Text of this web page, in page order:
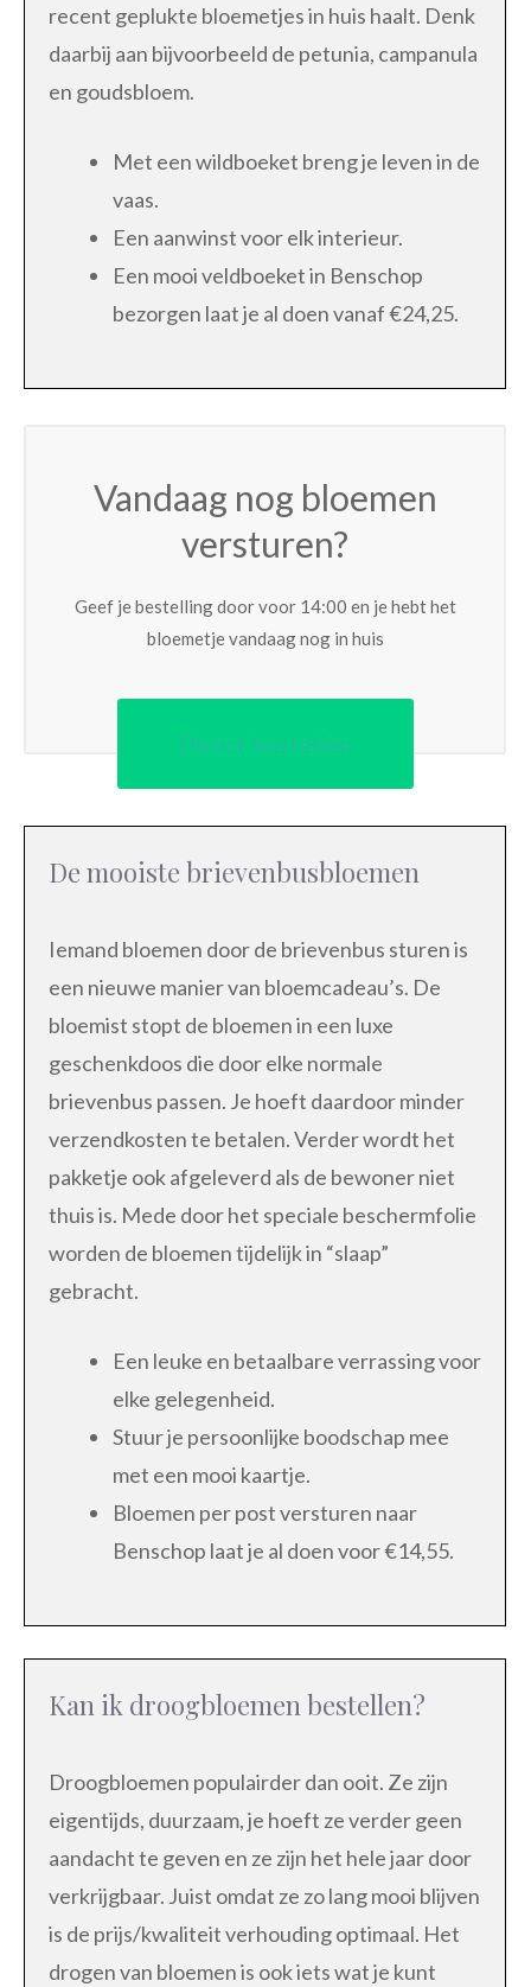
recent geplukte bloemetjes in huis haalt. Denk
daarbij aan bijvoorbeeld de petunia, campanula
en goudsbloem.
Met een wildboeket breng je leven in de
vaas.
Een aanwinst voor elk interieur.
Een mooi veldboeket in Benschop
bezorgen laat je al doen vanaf €24,25.
Vandaag nog bloemen
versturen?
Geef je bestelling door voor 14:00 en je hebt het
bloemetje vandaag nog in huis
Direct bestellen
De mooiste brievenbusbloemen
Iemand bloemen door de brievenbus sturen is
een nieuwe manier van bloemcadeau’s. De
bloemist stopt de bloemen in een luxe
geschenkdoos die door elke normale
brievenbus passen. Je hoeft daardoor minder
verzendkosten te betalen. Verder wordt het
pakketje ook afgeleverd als de bewoner niet
thuis is. Mede door het speciale beschermfolie
worden de bloemen tijdelijk in “slaap”
gebracht.
Een leuke en betaalbare verrassing voor
elke gelegenheid.
Stuur je persoonlijke boodschap mee
met een mooi kaartje.
Bloemen per post versturen naar
Benschop laat je al doen voor €14,55.
Kan ik droogbloemen bestellen?
Droogbloemen populairder dan ooit. Ze zijn
eigentijds, duurzaam, je hoeft ze verder geen
aandacht te geven en ze zijn het hele jaar door
verkrijgbaar. Juist omdat ze zo lang mooi blijven
is de prijs/kwaliteit verhouding optimaal. Het
drogen van bloemen is ook iets wat je kunt